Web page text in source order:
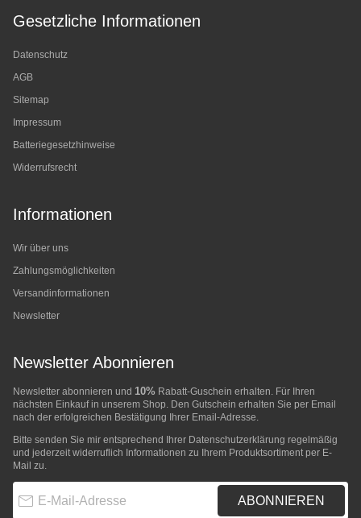
Gesetzliche Informationen
Datenschutz
AGB
Sitemap
Impressum
Batteriegesetzhinweise
Widerrufsrecht
Informationen
Wir über uns
Zahlungsmöglichkeiten
Versandinformationen
Newsletter
Newsletter Abonnieren
Newsletter abonnieren und 10% Rabatt-Guschein erhalten. Für Ihren
nächsten Einkauf in unserem Shop. Den Gutschein erhalten Sie per Email
nach der erfolgreichen Bestätigung Ihrer Email-Adresse.
Bitte senden Sie mir entsprechend Ihrer Datenschutzerklärung regelmäßig
und jederzeit widerruflich Informationen zu Ihrem Produktsortiment per E-
Mail zu.
ABONNIEREN